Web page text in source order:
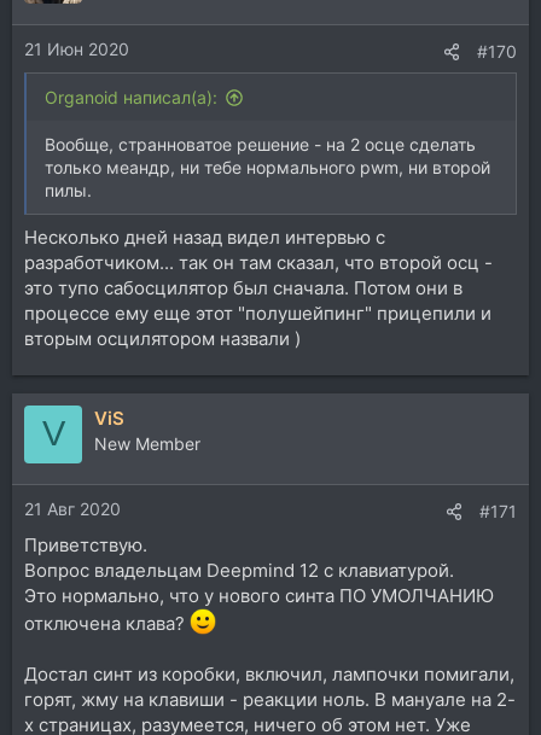
и
:21 Июн 2020 #170
Organoid написал(а):
Вообще, странноватое решение - на 2 осце сделать
только меандр, ни тебе нормального pwm, ни второй
пилы.
Несколько дней назад видел интервью с
разработчиком... так он там сказал, что второй осц -
это тупо сабосцилятор был сначала. Потом они в
процессе ему еще этот "полушейпинг" прицепили и
вторым осцилятором назвали )
V ViS
New Member
21 Авг 2020 #171
Приветствую.
Вопрос владельцам Deepmind 12 с клавиатурой.
Это нормально, что у нового синта ПО УМОЛЧАНИЮ
отключена клава?
Достал синт из коробки, включил, лампочки помигали,
горят, жму на клавиши - реакции ноль. В мануале на 2-
х страницах, разумеется, ничего об этом нет. Уже